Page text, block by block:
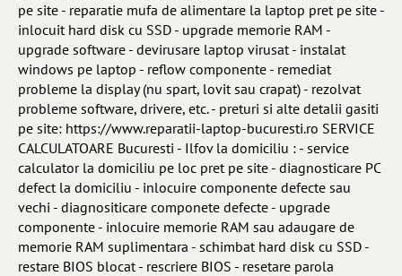
pe site - reparatie mufa de alimentare la laptop pret pe site -
inlocuit hard disk cu SSD - upgrade memorie RAM -
upgrade software - devirusare laptop virusat - instalat
windows pe laptop - reflow componente - remediat
probleme la display (nu spart, lovit sau crapat) - rezolvat
probleme software, drivere, etc. - preturi si alte detalii gasiti
pe site: https://www.reparatii-laptop-bucuresti.ro SERVICE
CALCULATOARE Bucuresti - Ilfov la domiciliu : - service
calculator la domiciliu pe loc pret pe site - diagnosticare PC
defect la domiciliu - inlocuire componente defecte sau
vechi - diagnositicare componete defecte - upgrade
componente - inlocuire memorie RAM sau adaugare de
memorie RAM suplimentara - schimbat hard disk cu SSD -
restare BIOS blocat - rescriere BIOS - resetare parola